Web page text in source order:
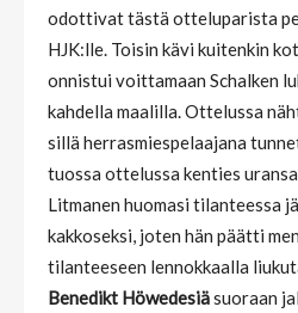
odottivat tästä otteluparista
HJK:lle. Toisin kävi kuitenkin
onnistui voittamaan Schalken
kahdella maalilla. Ottelussa
sillä herrasmiespelaajana
tuossa ottelussa kenties
Litmanen huomasi tilanteessa
kakkoseksi, joten hän päätti
tilanteeseen lennokkaalla
Benedikt Höwedesiäsuoraan